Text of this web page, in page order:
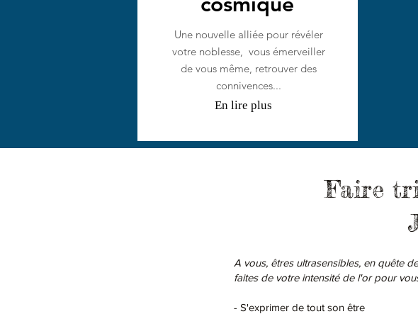
Une nouvelle alliée pour révéler
votre noblesse, vous émerveiller
de vous même, retrouver des
connivences...
En lire plus
Faire
A vous, êtres ultrasensibles, en quête
faites de votre intensité de l'or pour
- S'exprimer de tout son être